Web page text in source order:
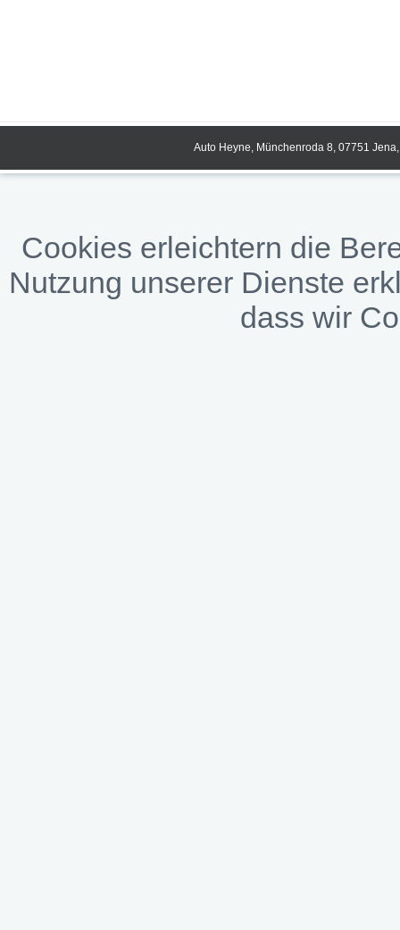
Auto Heyne, Münchenroda 8, 07751
Cookies erleichtern die
Nutzung unserer Dienste
dass wir